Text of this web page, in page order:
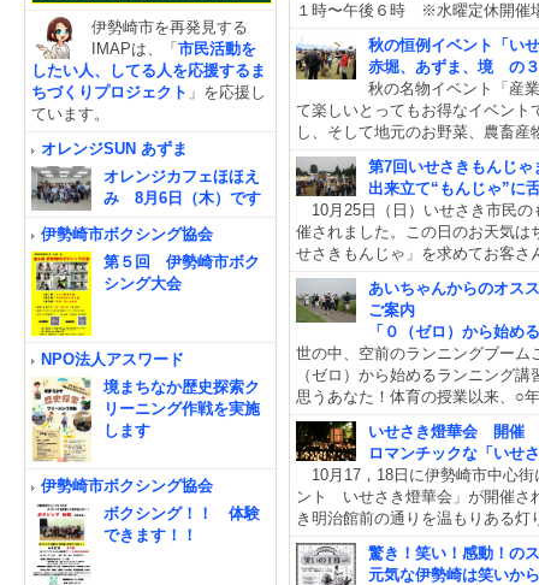
１時〜午後６時 ※水曜定休
秋の恒例イベント「い
赤堀、あずま、境 の
秋の名物イベント「産
て楽しいとってもお得なイベント
し、そして地元のお野菜、農畜
第7回いせさきもんじゃ
出来立て“もんじゃ”に
10月25日（日）いせさき市民の
催されました。この日のお天気は
せさきもんじゃ」を求めてお客さ
あいちゃんからのオス
ご案内
「０（ゼロ）から始め
世の中、空前のランニングブーム
（ゼロ）から始めるランニング
思うあなた！体育の授業以来、○
いせさき燈華会 開催
ロマンチックな「いせ
10月17，18日に伊勢崎市中心
ント いせさき燈華会」が開催
き明治館前の通りを温もりある灯
驚き！笑い！感動！の
元気な伊勢崎は笑いか
伊勢崎市を再発見する
IMAPは、「市民活動を
したい人、してる人を応援するま
ちづくりプロジェクト 」を応援し
ています。
オレンジSUN あずま
オレンジカフェほほえ
み 8月6日（木）です
伊勢崎市ボクシング協会
第５回 伊勢崎市ボク
シング大会
NPO法人アスワード
境まちなか歴史探索ク
リーニング作戦を実施
します
伊勢崎市ボクシング協会
ボクシング！！ 体験
できます！！